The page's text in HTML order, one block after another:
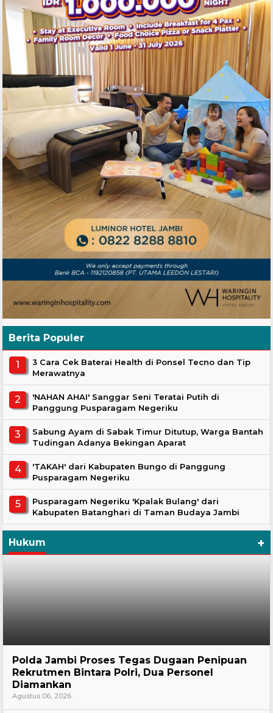
Berita Populer
3 Cara Cek Baterai Health di Ponsel Tecno dan Tip
Merawatnya
'NAHAN AHAI' Sanggar Seni Teratai Putih di
Panggung Pusparagam Negeriku
Sabung Ayam di Sabak Timur Ditutup, Warga Bantah
Tudingan Adanya Bekingan Aparat
'TAKAH' dari Kabupaten Bungo di Panggung
Pusparagam Negeriku
Pusparagam Negeriku 'Kpalak Bulang' dari
Kabupaten Batanghari di Taman Budaya Jambi
Hukum +
Polda Jambi Proses Tegas Dugaan Penipuan
Rekrutmen Bintara Polri, Dua Personel
Diamankan
Agustus 06, 2026